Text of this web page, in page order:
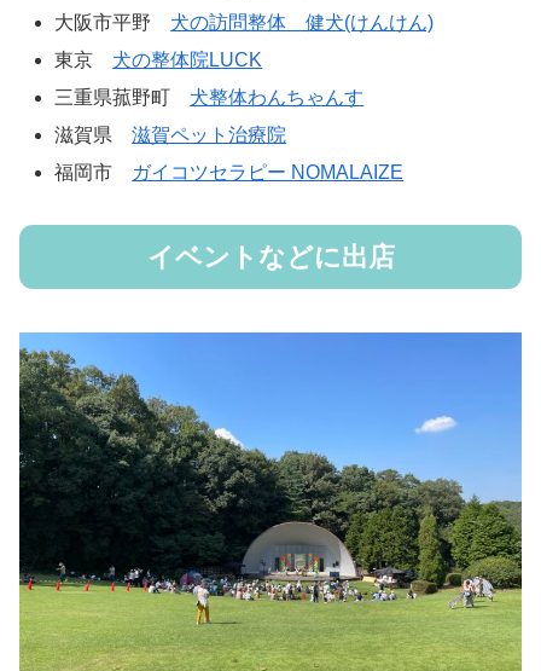
大阪市平野 犬の訪問整体 健犬(けんけん)
東京 犬の整体院LUCK
三重県菰野町 犬整体わんちゃんす
滋賀県滋賀ペット治療院
福岡市
ガイコツセラピー NOMALAIZE
イベントなどに出店